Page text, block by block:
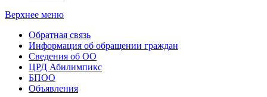
Верхнее меню
Обратная связь
Информация об обращении граждан
Сведения об ОО
ЦРД Абилимпикс
БПОО
Объявления